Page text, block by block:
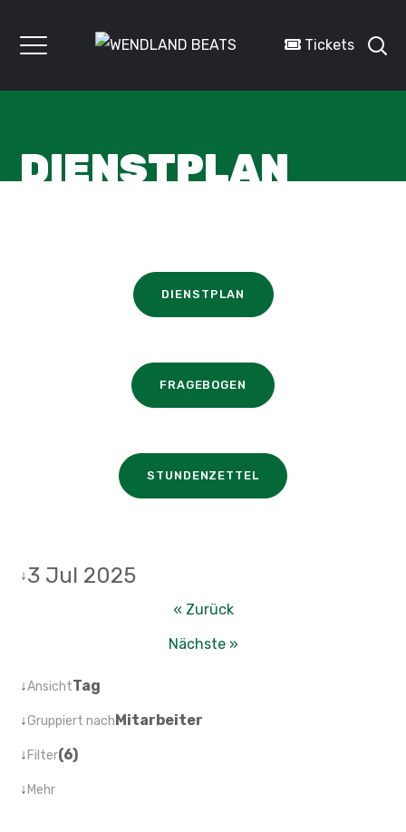
Tickets
DIENSTPLAN
DIENSTPLAN
FRAGEBOGEN
STUNDENZETTEL
↓3 Jul 2025
« Zurück
Nächste »
↓AnsichtTag
↓Gruppiert nachMitarbeiter
↓Filter(6)
↓Mehr